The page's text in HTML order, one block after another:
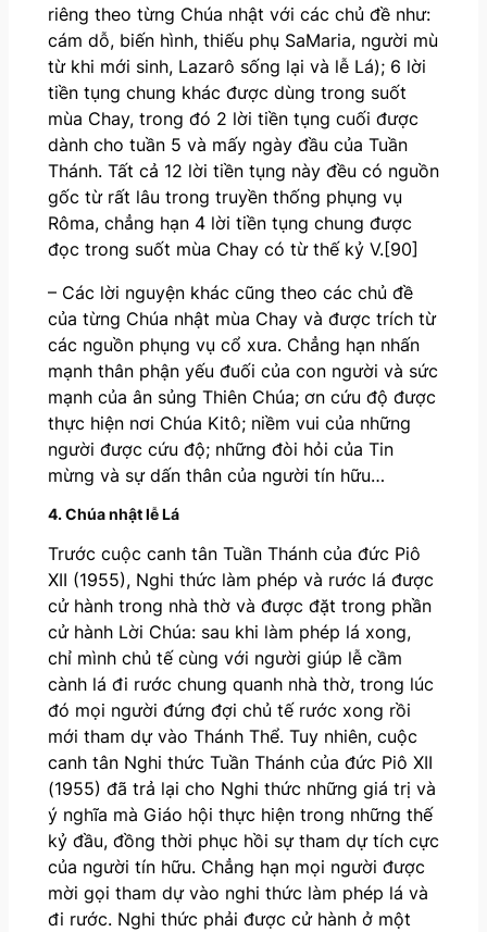
riêng theo từng Chúa nhật với các chủ đề như:
cám dỗ, biến hình, thiếu phụ SaMaria, người mù
từ khi mới sinh, Lazarô sống lại và lễ Lá); 6 lời
tiền tụng chung khác được dùng trong suốt
mùa Chay, trong đó 2 lời tiền tụng cuối được
dành cho tuần 5 và mấy ngày đầu của Tuần
Thánh. Tất cả 12 lời tiền tụng này đều có nguồn
gốc từ rất lâu trong truyền thống phụng vụ
Rôma, chẳng hạn 4 lời tiền tụng chung được
đọc trong suốt mùa Chay có từ thế kỷ V.[90]
– Các lời nguyện khác cũng theo các chủ đề
của từng Chúa nhật mùa Chay và được trích từ
các nguồn phụng vụ cổ xưa. Chẳng hạn nhấn
mạnh thân phận yếu đuối của con người và sức
mạnh của ân sủng Thiên Chúa; ơn cứu độ được
thực hiện nơi Chúa Kitô; niềm vui của những
người được cứu độ; những đòi hỏi của Tin
mừng và sự dấn thân của người tín hữu…
4. Chúa nhật lễ Lá
Trước cuộc canh tân Tuần Thánh của đức Piô
XII (1955), Nghi thức làm phép và rước lá được
cử hành trong nhà thờ và được đặt trong phần
cử hành Lời Chúa: sau khi làm phép lá xong,
chỉ mình chủ tế cùng với người giúp lễ cầm
cành lá đi rước chung quanh nhà thờ, trong lúc
đó mọi người đứng đợi chủ tế rước xong rồi
mới tham dự vào Thánh Thể. Tuy nhiên, cuộc
canh tân Nghi thức Tuần Thánh của đức Piô XII
(1955) đã trả lại cho Nghi thức những giá trị và
ý nghĩa mà Giáo hội thực hiện trong những thế
kỷ đầu, đồng thời phục hồi sự tham dự tích cực
của người tín hữu. Chẳng hạn mọi người được
mời gọi tham dự vào nghi thức làm phép lá và
đi rước. Nghi thức phải được cử hành ở một